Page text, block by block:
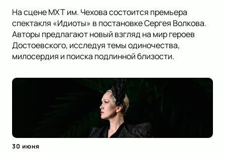
На сцене МХТ им. Чехова состоится премьера
спектакля «Идиоты» в постановке Сергея Волкова.
Авторы предлагают новый взгляд на мир героев
Достоевского, исследуя темы одиночества,
милосердия и поиска подлинной близости.
30 июня